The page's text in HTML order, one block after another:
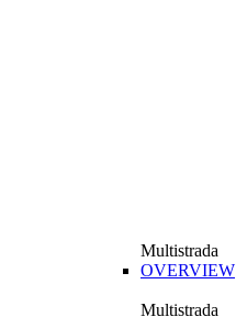
Multistrada
OVERVIEW
Multistrada